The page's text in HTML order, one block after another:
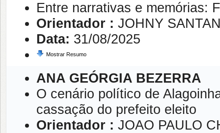
Entre narrativas e memórias:
Orientador : JOHNY
Data: 31/08/2025
Mostrar Resumo
ANA GEÓRGIA BEZERRA
O cenário político de
cassação do prefeito eleito
Orientador : JOAO PAULO